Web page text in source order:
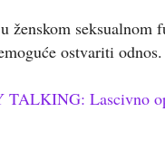
ženskom seksualnom
ostvariti odnos.
TALKING: Lascivno